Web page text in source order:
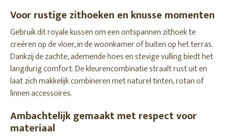
Voor rustige zithoeken en knusse momenten
Gebruik dit royale kussen om een ontspannen zithoek te
creëren op de vloer, in de woonkamer of buiten op het terras.
Dankzij de zachte, ademende hoes en stevige vulling biedt het
langdurig comfort. De kleurencombinatie straalt rust uit en
laat zich makkelijk combineren met naturel tinten, rotan of
linnen accessoires.
Ambachtelijk gemaakt met respect voor
materiaal